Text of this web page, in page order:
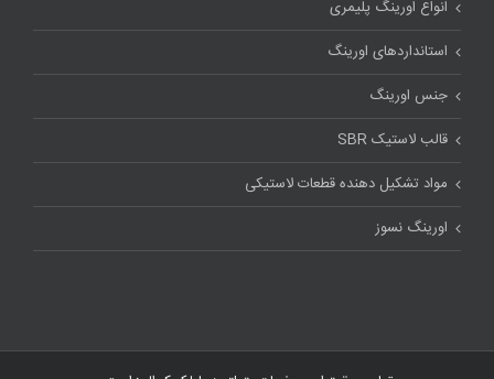
انواع اورینگ پلیمری
استاندارد‌های اورینگ
جنس اورینگ
قالب لاستیک SBR
مواد تشکیل دهنده قطعات لاستیکی
اورینگ نسوز